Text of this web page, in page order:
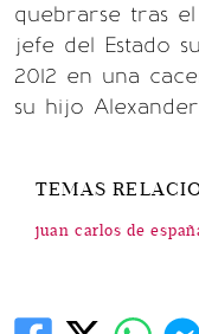
quebrarse tras
jefe del Estado
2012 en una
su hijo
TEMAS
juan carlos de